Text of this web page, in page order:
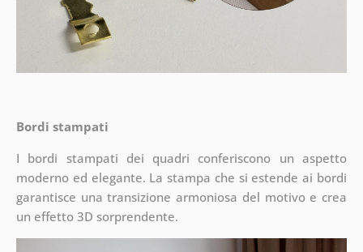
Bordi stampati
I bordi stampati dei quadri conferiscono un aspetto
moderno ed elegante. La stampa che si estende ai bordi
garantisce una transizione armoniosa del motivo e crea
un effetto 3D sorprendente.